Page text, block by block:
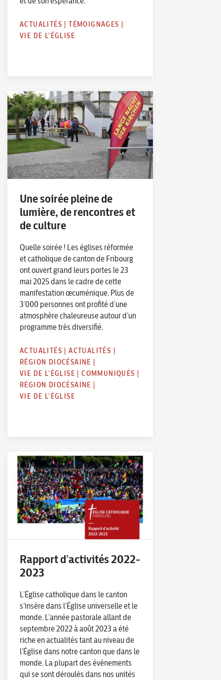
ACTUALITÉS |TÉMOIGNAGES |
VIE DE L'ÉGLISE
Une soirée pleine de
lumière, de rencontres et
de culture
Quelle soirée ! Les églises réformée
et catholique de canton de Fribourg
ont ouvert grand leurs portes le 23
mai 2025 dans le cadre de cette
manifestation œcuménique. Plus de
3’000 personnes ont profité d’une
atmosphère chaleureuse autour d’un
programme très diversifié.
ACTUALITÉS |ACTUALITÉS |
RÉGION DIOCÉSAINE |
VIE DE L'ÉGLISE |COMMUNIQUÉS |
RÉGION DIOCÉSAINE |
VIE DE L'ÉGLISE
Rapport d’activités 2022-
2023
L’Église catholique dans le canton
s’insère dans l’Église universelle et le
monde. L’année pastorale allant de
septembre 2022 à août 2023 a été
riche en actualités tant au niveau de
l’Église dans notre canton que dans le
monde. La plupart des évènements
qui se sont déroulés dans nos unités